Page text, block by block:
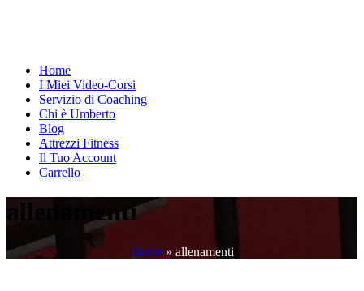
Home
I Miei Video-Corsi
Servizio di Coaching
Chi è Umberto
Blog
Attrezzi Fitness
Il Tuo Account
Carrello
allenamenti
Home» allenamenti